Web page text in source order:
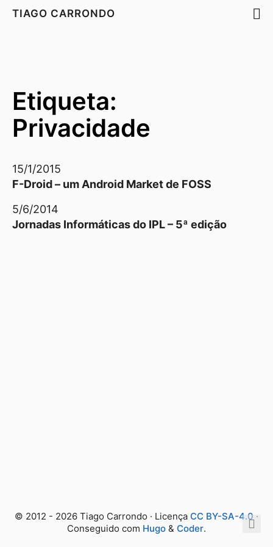
TIAGO CARRONDO
Etiqueta:
Privacidade
15/1/2015
F-Droid – um Android Market de FOSS
5/6/2014
Jornadas Informáticas do IPL – 5ª edição
© 2012 - 2026 Tiago Carrondo · Licença CC BY-SA-4.0 ·
Conseguido com Hugo & Coder.